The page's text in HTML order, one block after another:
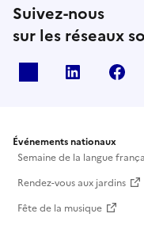
Suivez-nous
sur les réseaux
Linkedin
Événements nationaux
Semaine de la langue
Rendez-vous aux jardins
Fête de la musique